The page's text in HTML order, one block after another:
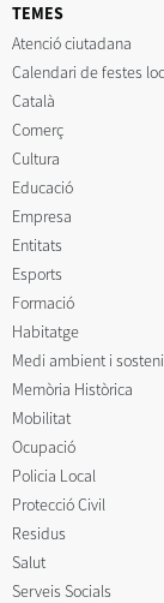
TEMES
Atenció ciutadana
Calendari de festes
Català
Comerç
Cultura
Educació
Empresa
Entitats
Esports
Formació
Habitatge
Medi ambient i
Memòria Històrica
Mobilitat
Ocupació
Policia Local
Protecció Civil
Residus
Salut
Serveis Socials